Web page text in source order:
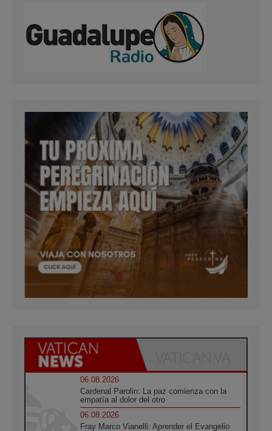
06.08.2026
Cardenal Parolin: La paz comienza con la
empatía al dolor del otro
06.08.2026
Fray Marco Vianelli: Aprender el Evangelio